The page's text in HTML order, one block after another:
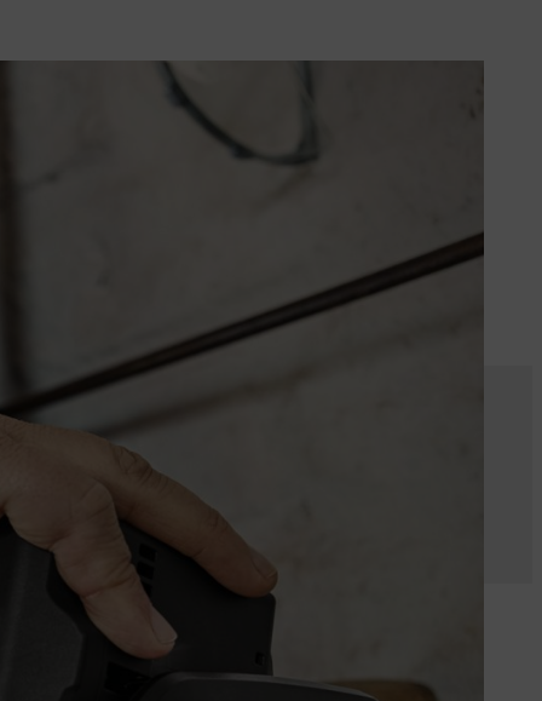
activiteit door de
theorie verkeerd is, maar ook
wordt, versnelt dit de
gassen ontstaan. Zo
oververhitting en zijn in
van een accu. Bij imitaties